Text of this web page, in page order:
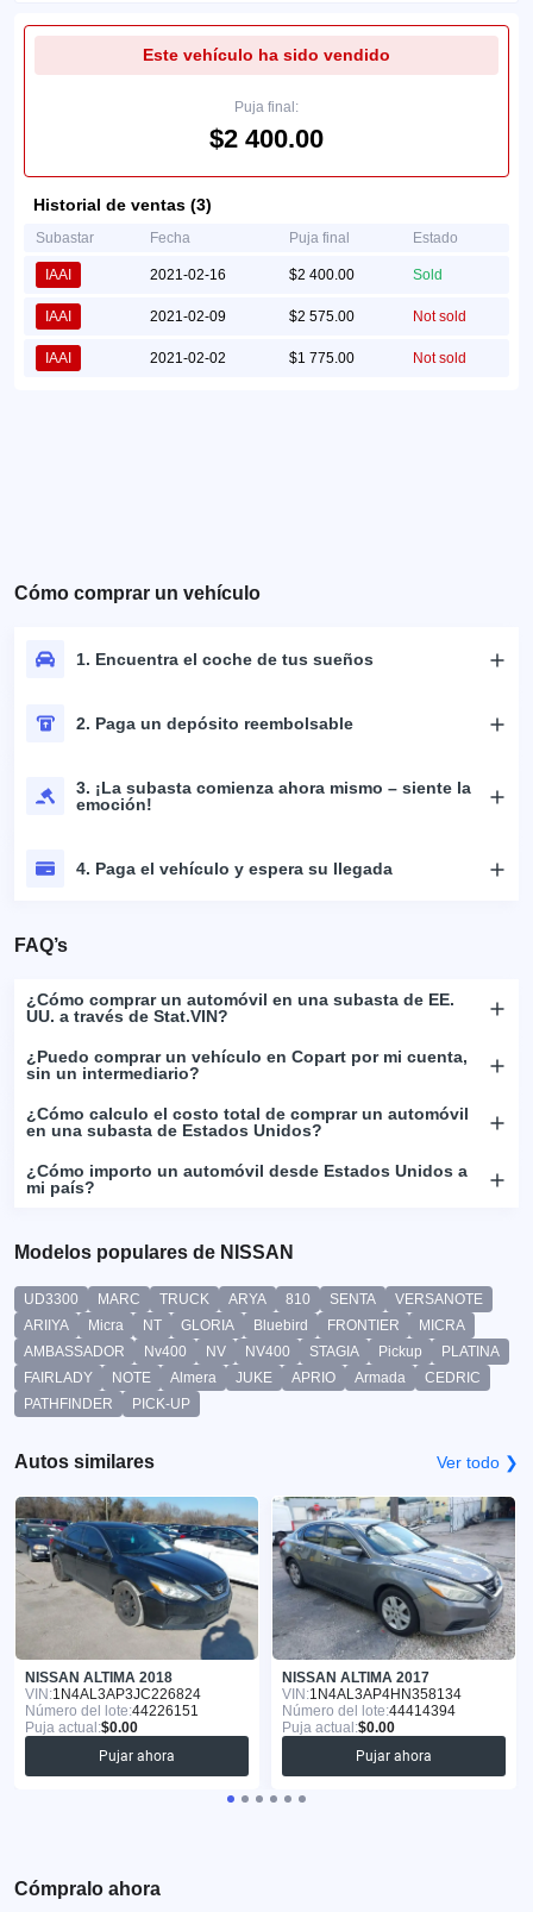
Este vehículo ha sido vendido
Puja final:
$2 400.00
Historial de ventas (3)
Subastar Fecha Puja final Estado
IAAI 2021-02-16 $2 400.00 Sold
IAAI 2021-02-09 $2 575.00 Not sold
IAAI 2021-02-02 $1 775.00 Not sold
Cómo comprar un vehículo
1. Encuentra el coche de tus sueños
2. Paga un depósito reembolsable
3. ¡La subasta comienza ahora mismo – siente la
emoción!
4. Paga el vehículo y espera su llegada
FAQ’s
¿Cómo comprar un automóvil en una subasta de EE.
UU. a través de Stat.VIN?
¿Puedo comprar un vehículo en Copart por mi cuenta,
sin un intermediario?
¿Cómo calculo el costo total de comprar un automóvil
en una subasta de Estados Unidos?
¿Cómo importo un automóvil desde Estados Unidos a
mi país?
Modelos populares de NISSAN
UD3300 MARC TRUCK ARYA 810 SENTA
VERSANOTE
ARIIYA
Micra NT GLORIA Bluebird FRONTIER
MICRA
AMBASSADOR
Nv400 NV NV400 STAGIA Pickup
PLATINA
FAIRLADY
NOTE Almera JUKE APRIO Armada
CEDRIC
PATHFINDER
PICK-UP
Autos similares Ver todo ❯
NISSAN ALTIMA 2018
VIN:1N4AL3AP3JC226824
Número del lote:44226151
Puja actual:$0.00
Pujar ahora
NISSAN ALTIMA 2017
VIN:1N4AL3AP4HN358134
Número del lote:44414394
Puja actual:$0.00
Pujar ahora
Cómpralo ahora